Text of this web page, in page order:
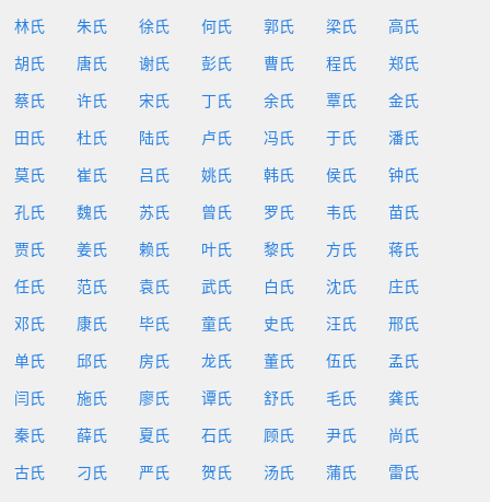
林氏 朱氏 徐氏 何氏 郭氏 梁氏 高氏
胡氏 唐氏 谢氏 彭氏 曹氏 程氏 郑氏
蔡氏 许氏 宋氏 丁氏 余氏 覃氏 金氏
田氏 杜氏 陆氏 卢氏 冯氏 于氏 潘氏
莫氏 崔氏 吕氏 姚氏 韩氏 侯氏 钟氏
孔氏 魏氏 苏氏 曾氏 罗氏 韦氏 苗氏
贾氏 姜氏 赖氏 叶氏 黎氏 方氏 蒋氏
任氏 范氏 袁氏 武氏 白氏 沈氏 庄氏
邓氏 康氏 毕氏 童氏 史氏 汪氏 邢氏
单氏 邱氏 房氏 龙氏 董氏 伍氏 孟氏
闫氏 施氏 廖氏 谭氏 舒氏 毛氏 龚氏
秦氏 薛氏 夏氏 石氏 顾氏 尹氏 尚氏
古氏 刁氏 严氏 贺氏 汤氏 蒲氏 雷氏